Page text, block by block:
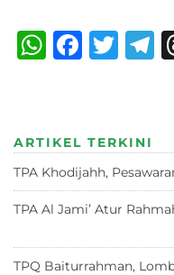
W
s
A
p
p
F
e
b
o
o
k
T
te
r
T
ARTIKEL TERKINI
TPA Khodijahh,
TPA Al Jami’ Atur
TPQ Baiturrahman,